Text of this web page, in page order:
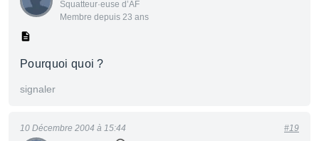
Squatteur·euse d’AF
Membre depuis 23 ans
Pourquoi quoi ?
signaler
10 Décembre 2004 à 15:44 #19